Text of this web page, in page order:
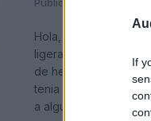
If
Hola, he notado en
ligeramente azulado,
de hecho la fecha de
tenia una Audi Q5
a alguien mas le